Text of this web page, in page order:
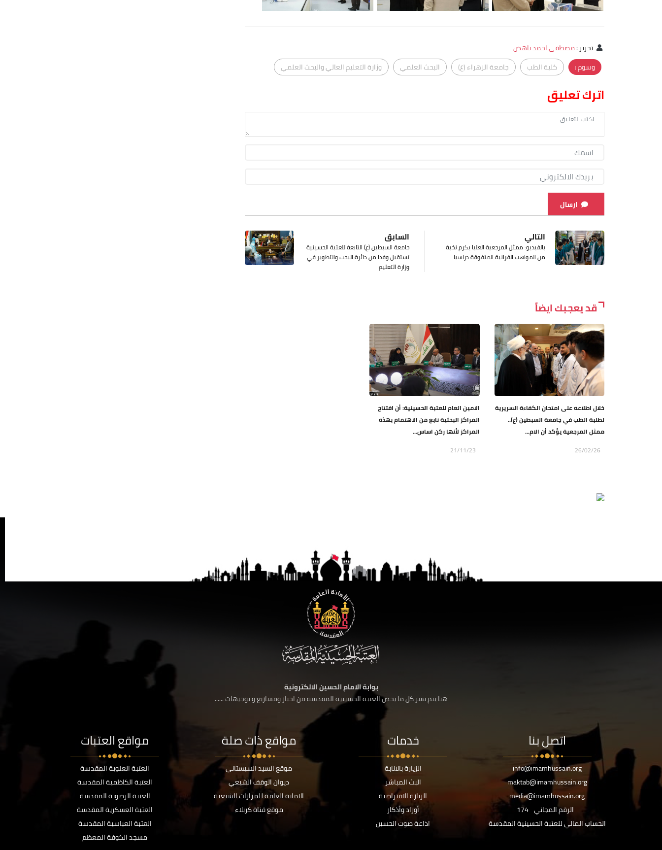
تحرير:مصطفى احمد باهض
وسوم :
كلية الطب جامعة الزهراء (ع) البحث العلمي وزارة التعليم العالي والبحث العلمي
اترك تعليق
ارسال
السابق
جامعة السبطين (ع) التابعة للعتبة الحسينية
تستقبل وفدا من دائرة البحث والتطوير في
وزارة التعليم
التالي
بالفيديو: ممثل المرجعية العليا يكرم نخبة
من المواهب القرآنية المتفوقة دراسيا
قد يعجبك ايضاً
خلال اطلاعه على امتحان الكفاءة السريرية
لطلبة الطب في جامعة السبطين (ع)..
ممثل المرجعية يؤكد أن الام...
26/02/26
الامين العام للعتبة الحسينية: أن افتتاح
المراكز البحثية نابع من الاهتمام بهذه
المراكز لأنها ركن اساس...
21/11/23
بوابة الامام الحسين الالكترونية
هنا يتم نشر كل ما يخص العتبة الحسينية المقدسة من اخبار ومشاريع و توجيهات ......
اتصل بنا
info@imamhussain.org
maktab@imamhussain.org
media@imamhussain.org
الرقم المجاني 174
الحساب المالي للعتبة الحسينية المقدسة
خدمات
الزيارة بالانابة
البث المباشر
الزيارة الافتراضية
أوراد وأذكار
اذاعة صوت الحسين
مواقع ذات صلة
موقع السيد السيستاني
ديوان الوقف الشيعي
الامانة العامة للمزارات الشيعية
موقع قناة كربلاء
مواقع العتبات
العتبة العلوية المقدسة
العتبة الكاظمية المقدسة
العتبة الرضوية المقدسة
العتبة العسكرية المقدسة
العتبة العباسية المقدسة
مسجد الكوفة المعظم